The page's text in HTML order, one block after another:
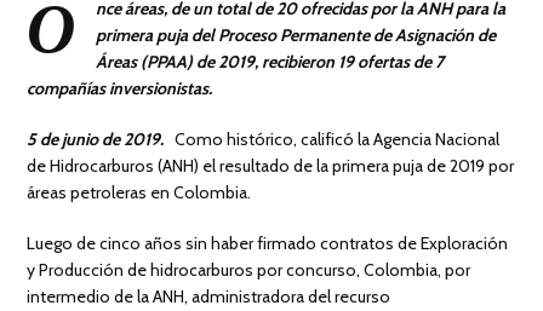
O
nce áreas, de un total de 20 ofrecidas por la ANH para la
primera puja del Proceso Permanente de Asignación de
Áreas (PPAA) de 2019, recibieron 19 ofertas de 7
compañías inversionistas.
5 de junio de 2019. Como histórico, calificó la Agencia Nacional
de Hidrocarburos (ANH) el resultado de la primera puja de 2019 por
áreas petroleras en Colombia.
Luego de cinco años sin haber firmado contratos de Exploración
y Producción de hidrocarburos por concurso, Colombia, por
intermedio de la ANH, administradora del recurso